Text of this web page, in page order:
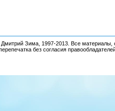
Зима, 1997-2013. Все материалы,
без согласия